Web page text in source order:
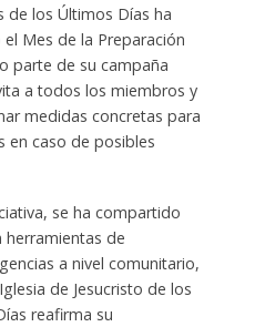
de los Últimos Días ha
Mes de la Preparación
parte de su campaña
a todos los miembros y
medidas concretas para
en caso de posibles
se ha compartido
herramientas de
a nivel comunitario,
de Jesucristo de los
reafirma su